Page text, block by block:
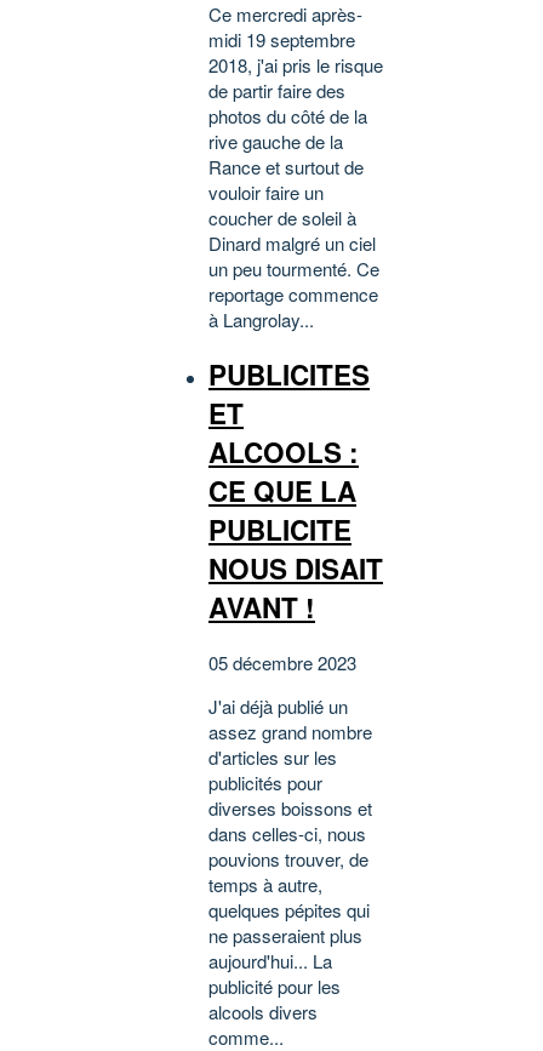
Ce mercredi après-
midi 19 septembre
2018, j'ai pris le risque
de partir faire des
photos du côté de la
rive gauche de la
Rance et surtout de
vouloir faire un
coucher de soleil à
Dinard malgré un ciel
un peu tourmenté. Ce
reportage commence
à Langrolay...
PUBLICITES
ET
ALCOOLS :
CE QUE LA
PUBLICITE
NOUS DISAIT
AVANT !
05 décembre 2023
J'ai déjà publié un
assez grand nombre
d'articles sur les
publicités pour
diverses boissons et
dans celles-ci, nous
pouvions trouver, de
temps à autre,
quelques pépites qui
ne passeraient plus
aujourd'hui... La
publicité pour les
alcools divers
comme...